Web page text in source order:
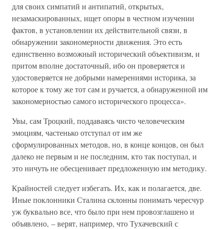
для своих симпатий и антипатий, открытых,
незамаскированных, ищет опоры в честном изучении
фактов, в установлении их действительной связи, в
обнаружении закономерности движения. Это есть
единственно возможный исторический объективизм, и
притом вполне достаточный, ибо он проверяется и
удостоверяется не добрыми намерениями историка, за
которое к тому же тот сам и ручается, а обнаруженной им
закономерностью самого исторического процесса».
Увы, сам Троцкий, поддаваясь чисто человеческим
эмоциям, частенько отступал от им же
сформулированных методов, но, в конце концов, он был
далеко не первым и не последним, кто так поступал, и
это ничуть не обесценивает предложенную им методику.
Крайностей следует избегать. Их, как и полагается, две.
Иные поклонники Сталина склонны понимать чересчур
уж буквально все, что было при нем провозглашено и
объявлено, – верят, например, что Тухачевский с